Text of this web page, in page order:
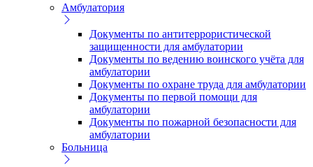
Амбулатория
Документы по антитеррористической
защищенности для амбулатории
Документы по ведению воинского учёта для
амбулатории
Документы по охране труда для амбулатории
Документы по первой помощи для
амбулатории
Документы по пожарной безопасности для
амбулатории
Больница